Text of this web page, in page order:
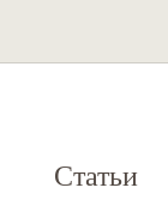
Статьи